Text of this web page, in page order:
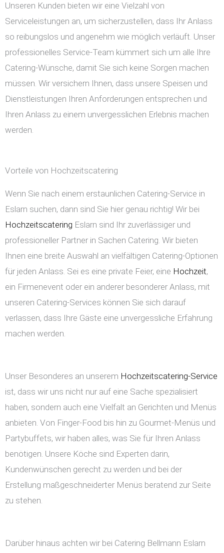
Unseren Kunden bieten wir eine Vielzahl von
Serviceleistungen an, um sicherzustellen, dass Ihr Anlass
so reibungslos und angenehm wie möglich verläuft. Unser
professionelles Service-Team kümmert sich um alle Ihre
Catering-Wünsche, damit Sie sich keine Sorgen machen
müssen. Wir versichern Ihnen, dass unsere Speisen und
Dienstleistungen Ihren Anforderungen entsprechen und
Ihren Anlass zu einem unvergesslichen Erlebnis machen
werden.
Vorteile von Hochzeitscatering
Wenn Sie nach einem erstaunlichen Catering-Service in
Eslarn suchen, dann sind Sie hier genau richtig! Wir bei
Hochzeitscatering Eslarn sind Ihr zuverlässiger und
professioneller Partner in Sachen Catering. Wir bieten
Ihnen eine breite Auswahl an vielfältigen Catering-Optionen
für jeden Anlass. Sei es eine private Feier, eine Hochzeit,
ein Firmenevent oder ein anderer besonderer Anlass, mit
unseren Catering-Services können Sie sich darauf
verlassen, dass Ihre Gäste eine unvergessliche Erfahrung
machen werden.
Unser Besonderes an unserem Hochzeitscatering-Service
ist, dass wir uns nicht nur auf eine Sache spezialisiert
haben, sondern auch eine Vielfalt an Gerichten und Menüs
anbieten. Von Finger-Food bis hin zu Gourmet-Menüs und
Partybuffets, wir haben alles, was Sie für Ihren Anlass
benötigen. Unsere Köche sind Experten darin,
Kundenwünschen gerecht zu werden und bei der
Erstellung maßgeschneiderter Menüs beratend zur Seite
zu stehen.
Darüber hinaus achten wir bei Catering Bellmann Eslarn